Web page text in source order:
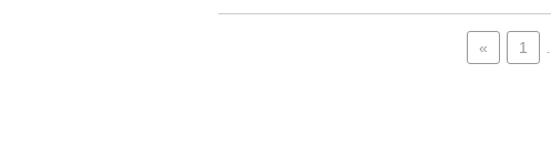
« 1